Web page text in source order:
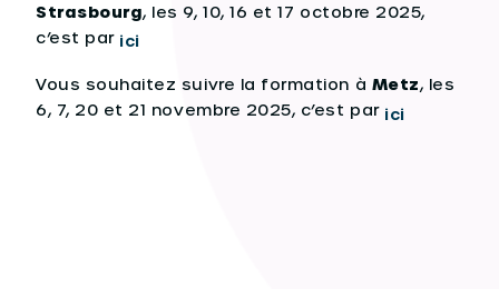
Strasbourg, les 9, 10, 16 et 17 octobre 2025,
c’est par ici
Vous souhaitez suivre la formation à Metz, les
6, 7, 20 et 21 novembre 2025, c’est par ici